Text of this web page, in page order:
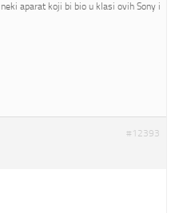
aparat koji bi bio u klasi ovih Sony i
#12393